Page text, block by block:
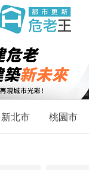
新北市 桃園市